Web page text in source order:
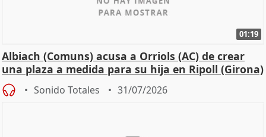
01:19
Albiach (Comuns) acusa a Orriols (AC) de crear
una plaza a medida para su hija en Ripoll (Girona)
Sonido Totales 31/07/2026